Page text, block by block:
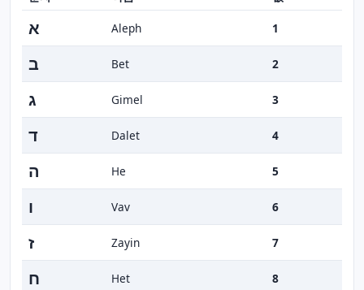
א Aleph 1
ב Bet 2
ג Gimel 3
ד Dalet 4
ה He 5
ו Vav 6
ז Zayin 7
ח Het 8